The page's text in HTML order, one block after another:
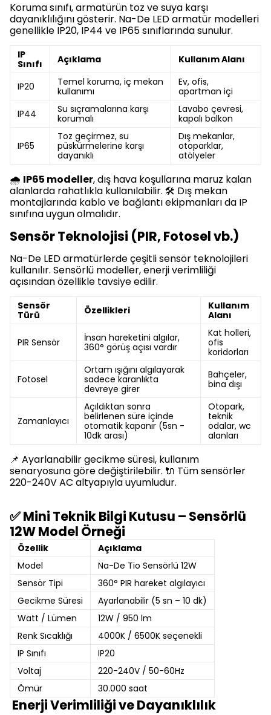
Koruma sınıfı, armatürün toz ve suya karşı
dayanıklılığını gösterir. Na-De LED armatür modelleri
genellikle IP20, IP44 ve IP65 sınıflarında sunulur.
IP
Sınıfı
Açıklama Kullanım Alanı
IP20
Temel koruma, iç mekan
kullanımı
Ev, ofis,
apartman içi
IP44
Su sıçramalarına karşı
korumalı
Lavabo çevresi,
kapalı balkon
IP65
Toz geçirmez, su
püskürmelerine karşı
dayanıklı
Dış mekanlar,
otoparklar,
atölyeler
🌧️ IP65 modeller, dış hava koşullarına maruz kalan
alanlarda rahatlıkla kullanılabilir. 🛠️ Dış mekan
montajlarında kablo ve bağlantı ekipmanları da IP
sınıfına uygun olmalıdır.
Sensör Teknolojisi (PIR, Fotosel vb.)
Na-De LED armatürlerde çeşitli sensör teknolojileri
kullanılır. Sensörlü modeller, enerji verimliliği
açısından özellikle tavsiye edilir.
Sensör
Türü
Özellikleri
Kullanım
Alanı
PIR Sensör
İnsan hareketini algılar,
360° görüş açısı vardır
Kat holleri,
ofis
koridorları
Fotosel
Ortam ışığını algılayarak
sadece karanlıkta
devreye girer
Bahçeler,
bina dışı
Zamanlayıcı
Açıldıktan sonra
belirlenen süre içinde
otomatik kapanır (5sn -
10dk arası)
Otopark,
teknik
odalar, wc
alanları
📌 Ayarlanabilir gecikme süresi, kullanım
senaryosuna göre değiştirilebilir. 🔌 Tüm sensörler
220-240V AC altyapıyla uyumludur.
✅ Mini Teknik Bilgi Kutusu – Sensörlü
12W Model Örneği
Özellik
Açıklama
Model
Na-De Tio Sensörlü 12W
Sensör Tipi
360° PIR hareket algılayıcı
Gecikme Süresi
Ayarlanabilir (5 sn – 10 dk)
Watt / Lümen
12W / 950 lm
Renk Sıcaklığı
4000K / 6500K seçenekli
IP Sınıfı
IP20
Voltaj
220-240V / 50-60Hz
Ömür
30.000 saat
Enerji Verimliliği ve Dayanıklılık